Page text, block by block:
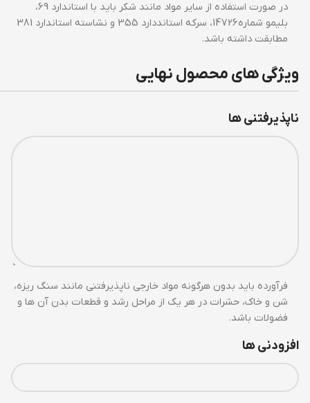
در صورت استفاده از سایر مواد مانند شکر باید با استاندارد 69،
بلیمو شماره14726، سرکه استانددارد 355 و نشاسته استاندارد 381
مطابقت داشته باشد.
ویژگی های محصول نهایی
ناپذیرفتنی ها
فرآورده باید بدون هرگونه مواد خارجی ناپذیرفتنی مانند سنگ ریزه،
شن و خاک، حشرات در هر یک از مراحل رشد و قطعات بدن آن ها و
فضولات باشد.
افزودنی ها